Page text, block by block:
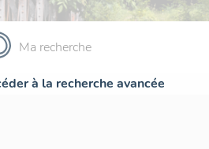
à la recherche avancée